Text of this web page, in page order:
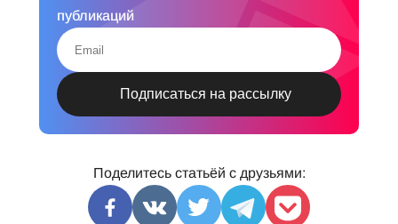
публикаций
Поделитесь статьёй с друзьями: